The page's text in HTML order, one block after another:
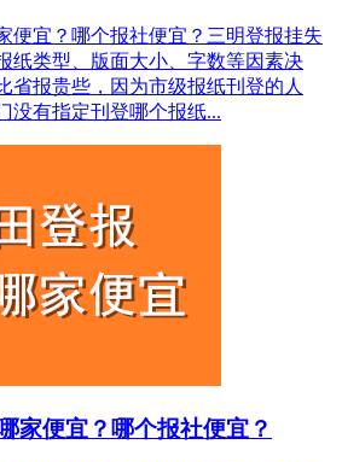
便宜？哪个报社便宜？三明登报挂失
纸类型、版面大小、字数等因素决
省报贵些，因为市级报纸刊登的人
没有指定刊登哪个报纸...
家便宜？哪个报社便宜？